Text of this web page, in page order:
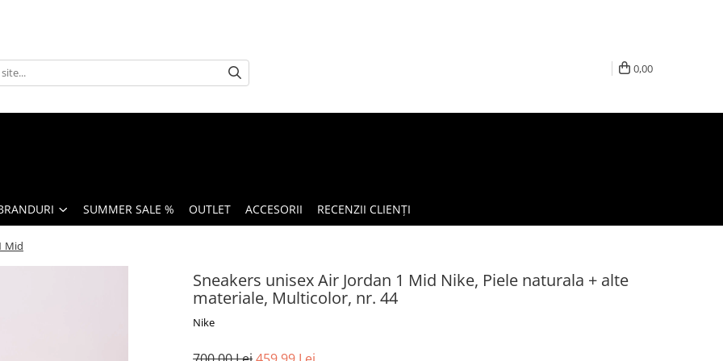
0,00
SUMMER SALE % OUTLET ACCESORII RECENZII CLIENȚI
Mid
Sneakers unisex Air Jordan 1 Mid Nike, Piele naturala + alte
materiale, Multicolor, nr. 44
Nike